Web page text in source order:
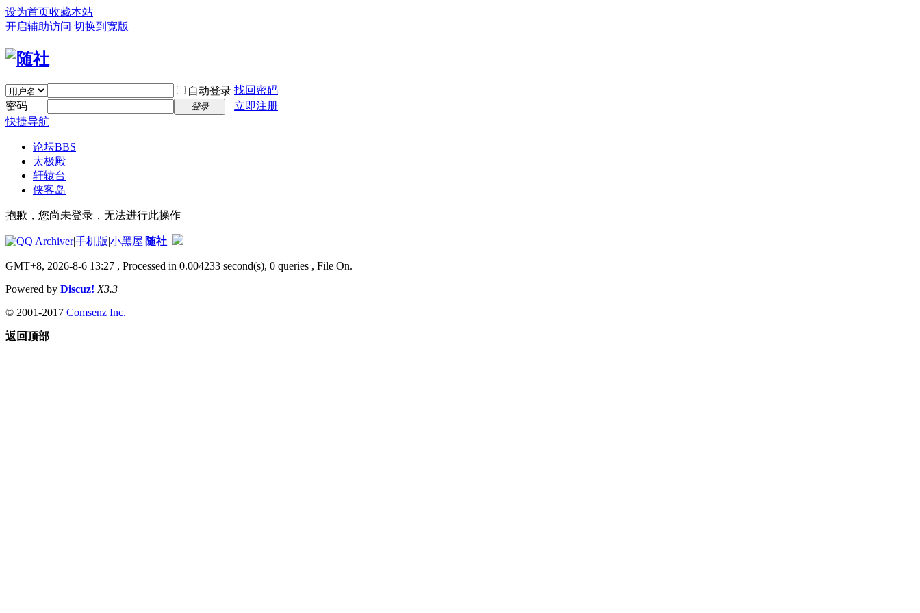
设为首页收藏本站
开启辅助访问 切换到宽版
自动登录 找回密码
密码
登录
立即注册
快捷导航
论坛BBS
太极殿
轩辕台
侠客岛
抱歉，您尚未登录，无法进行此操作
|Archiver|手机版|小黑屋|随社
GMT+8, 2026-8-6 13:27 , Processed in 0.004233 second(s), 0 queries , File On.
Powered by Discuz! X3.3
© 2001-2017 Comsenz Inc.
返回顶部